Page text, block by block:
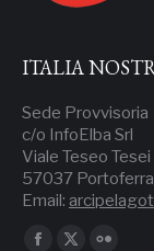
ITALIA
Sede Provvisoria
c/o InfoElba Srl
Viale Teseo Tesei
57037
Email:
Ci puoi trovare su: